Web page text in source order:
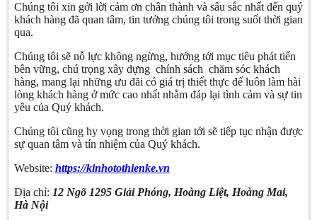
Chúng tôi xin gởi lời cảm ơn chân thành và sâu sắc nhất đến quý
khách hàng đã quan tâm, tin tưởng chúng tôi trong suốt thời gian
qua.
Chúng tôi sẽ nỗ lực không ngừng, hướng tới mục tiêu phát tiển
bên vững, chú trọng xây dựng chính sách chăm sóc khách
hàng, mang lại những ưu đãi có giá trị thiết thực để luôn làm hài
lòng khách hàng ở mức cao nhất nhằm đáp lại tình cảm và sự tin
yêu của Quý khách.
Chúng tôi cũng hy vọng trong thời gian tới sẽ tiếp tục nhận được
sự quan tâm và tín nhiệm của Quý khách.
Website: https://kinhotothienke.vn
Địa chỉ: 12 Ngõ 1295 Giải Phóng, Hoàng Liệt, Hoàng Mai,
Hà Nội